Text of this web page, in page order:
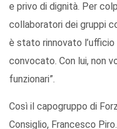
e privo di dignità. Per
collaboratori dei gruppi
è stato rinnovato l’ufficio
convocato. Con lui, non
funzionari”.
Così il capogruppo di
Consiglio, Francesco Piro.